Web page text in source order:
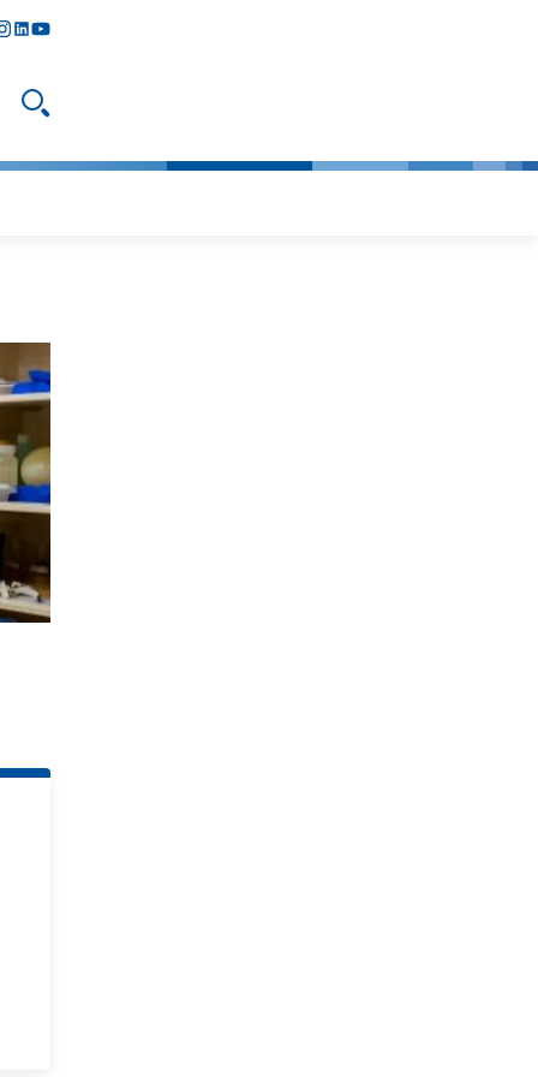
linkedIn
youtube
Suche öffnen